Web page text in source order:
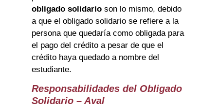
obligado solidario son lo mismo, debido
a que el obligado solidario se refiere a la
persona que quedaría como obligada para
el pago del crédito a pesar de que el
crédito haya quedado a nombre del
estudiante.
Responsabilidades del Obligado
Solidario – Aval